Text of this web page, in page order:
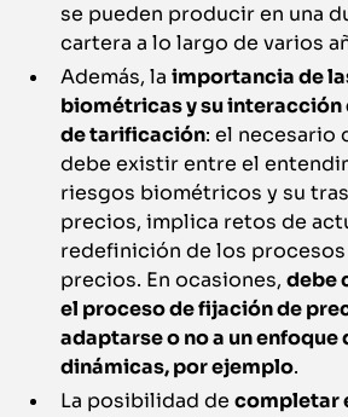
se pueden producir en una
cartera a lo largo de varios
Además, laimportancia de
biométricas y su interacción
de tarificación: el necesario
debe existir entre el
riesgos biométricos y su
precios, implica retos de
redefinición de los
precios. En ocasiones,debe
el proceso de fijación de
adaptarse o no a un enfoque
dinámicas, por ejemplo.
La posibilidad decompletar